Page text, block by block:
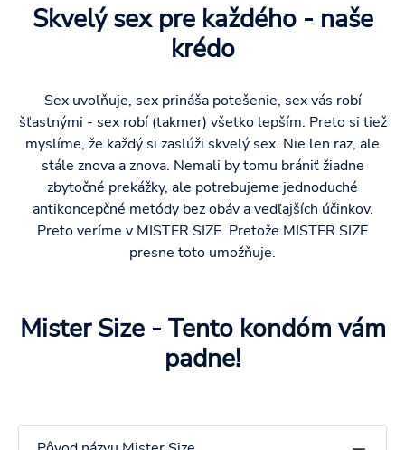
Skvelý sex pre každého - naše
krédo
Sex uvoľňuje, sex prináša potešenie, sex vás robí
šťastnými - sex robí (takmer) všetko lepším. Preto si tiež
myslíme, že každý si zaslúži skvelý sex. Nie len raz, ale
stále znova a znova. Nemali by tomu brániť žiadne
zbytočné prekážky, ale potrebujeme jednoduché
antikoncepčné metódy bez obáv a vedľajších účinkov.
Preto veríme v MISTER SIZE. Pretože MISTER SIZE
presne toto umožňuje.
Mister Size - Tento kondóm vám
padne!